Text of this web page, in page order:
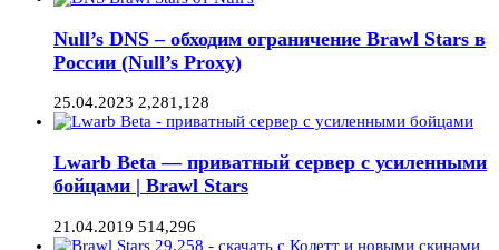
Null’s DNS – обходим ограничение Brawl Stars в
России (Null’s Proxy)
25.04.2023 2,281,128
Lwarb Beta — приватный сервер с усиленными
бойцами | Brawl Stars
21.04.2019 514,296